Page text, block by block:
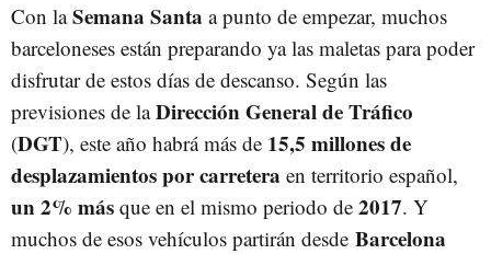
Con laSemana Santa a punto de empezar, muchos
barceloneses están preparando ya las maletas para poder
disfrutar de estos días de descanso. Según las
previsiones de laDirección General de Tráfico
(DGT), este año habrá más de 15,5 millones de
desplazamientos por carretera en territorio español,
un 2% más que en el mismo periodo de 2017. Y
muchos de esos vehículos partirán desde Barcelona